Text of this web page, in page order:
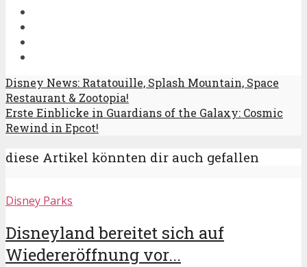
Disney News: Ratatouille, Splash Mountain, Space
Restaurant & Zootopia!
Erste Einblicke in Guardians of the Galaxy: Cosmic
Rewind in Epcot!
diese Artikel könnten dir auch gefallen
Disney Parks
Disneyland bereitet sich auf
Wiedereröffnung vor...